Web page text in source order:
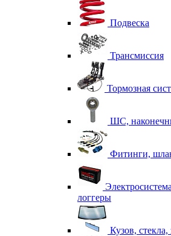
Подвеска
Трансмиссия
Тормозная
ШС,
Фитинги,
логгеры
Кузов, стекла,